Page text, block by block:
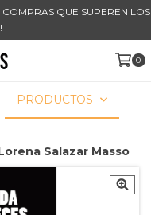
QUE SUPEREN LOS
0
PRODUCTOS
Salazar Masso